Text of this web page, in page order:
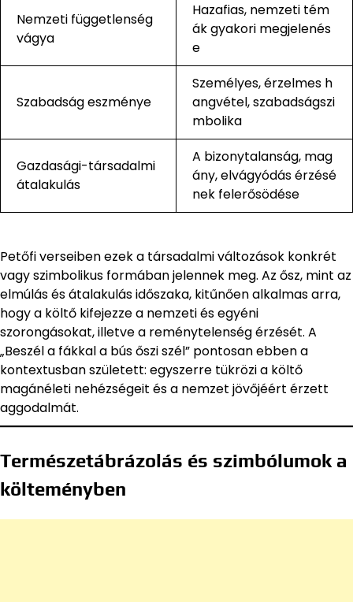
Nemzeti függetlenség
vágya
Hazafias, nemzeti tém
ák gyakori megjelenés
e
Szabadság eszménye
Személyes, érzelmes h
angvétel, szabadságszi
mbolika
Gazdasági-társadalmi
átalakulás
A bizonytalanság, mag
ány, elvágyódás érzésé
nek felerősödése
Petőfi verseiben ezek a társadalmi változások konkrét
vagy szimbolikus formában jelennek meg. Az ősz, mint az
elmúlás és átalakulás időszaka, kitűnően alkalmas arra,
hogy a költő kifejezze a nemzeti és egyéni
szorongásokat, illetve a reménytelenség érzését. A
„Beszél a fákkal a bús őszi szél” pontosan ebben a
kontextusban született: egyszerre tükrözi a költő
magánéleti nehézségeit és a nemzet jövőjéért érzett
aggodalmát.
Természetábrázolás és szimbólumok a
költeményben